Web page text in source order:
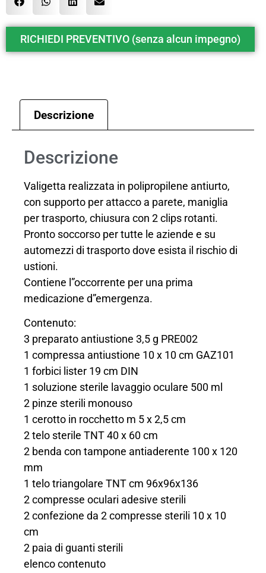
RICHIEDI PREVENTIVO (senza alcun impegno)
Descrizione
Descrizione
Valigetta realizzata in polipropilene antiurto,
con supporto per attacco a parete, maniglia
per trasporto, chiusura con 2 clips rotanti.
Pronto soccorso per tutte le aziende e su
automezzi di trasporto dove esista il rischio di
ustioni.
Contiene l”occorrente per una prima
medicazione d”emergenza.
Contenuto:
3 preparato antiustione 3,5 g PRE002
1 compressa antiustione 10 x 10 cm GAZ101
1 forbici lister 19 cm DIN
1 soluzione sterile lavaggio oculare 500 ml
2 pinze sterili monouso
1 cerotto in rocchetto m 5 x 2,5 cm
2 telo sterile TNT 40 x 60 cm
2 benda con tampone antiaderente 100 x 120
mm
1 telo triangolare TNT cm 96x96x136
2 compresse oculari adesive sterili
2 confezione da 2 compresse sterili 10 x 10
cm
2 paia di guanti sterili
elenco contenuto